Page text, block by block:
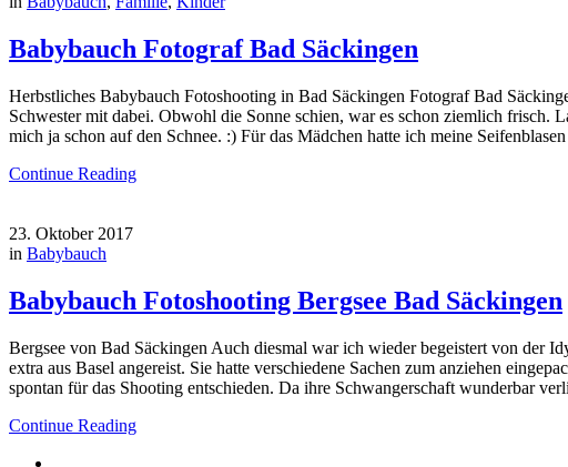
Babybauch Fotograf Bad Säckingen
Herbstliches Babybauch Fotoshooting in Bad Säckingen Fotograf Bad
Schwester mit dabei. Obwohl die Sonne schien, war es schon ziemlich frisch.
mich ja schon auf den Schnee. :) Für das Mädchen hatte ich meine
Continue Reading
23. Oktober 2017
in Babybauch
Babybauch Fotoshooting Bergsee Bad Säckingen
Bergsee von Bad Säckingen Auch diesmal war ich wieder begeistert von der
extra aus Basel angereist. Sie hatte verschiedene Sachen zum anziehen
spontan für das Shooting entschieden. Da ihre Schwangerschaft wunderbar
Continue Reading